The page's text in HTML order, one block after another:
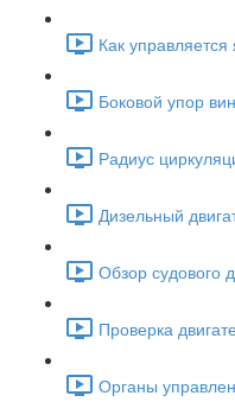
Как
Боковой упор
Радиус
Дизельный
Обзор судового
Проверка
Органы